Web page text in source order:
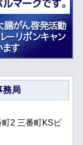
務局
2 三番町KSビ